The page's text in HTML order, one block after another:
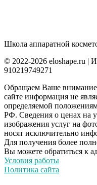
Школа аппаратной
© 2022-2026 eloshape.ru
910219749271
Обращаем Ваше внимание
сайте информация не
определяемой
РФ. Сведения о ценах на
изображения услуг на
носят исключительно
Для получения более
Вы можете обратиться к
Условия работы
Политика сайта